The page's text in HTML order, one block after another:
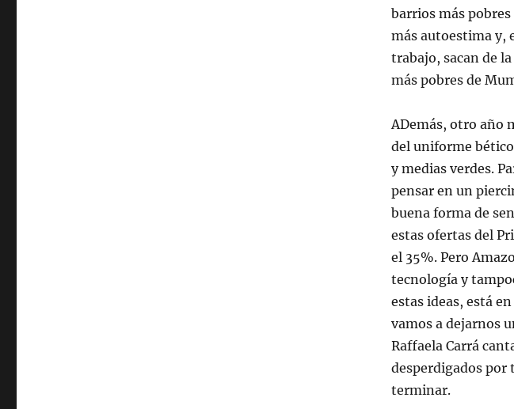
barrios más
más autoestima
trabajo, sacan de
más pobres de
ADemás, otro año
del uniforme
y medias verdes.
pensar en un
buena forma de
estas ofertas del
el 35%. Pero
tecnología y
estas ideas, está
vamos a dejarnos
Raffaela Carrá
desperdigados por
terminar.